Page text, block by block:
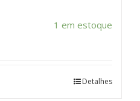
1 em estoque
Detalhes